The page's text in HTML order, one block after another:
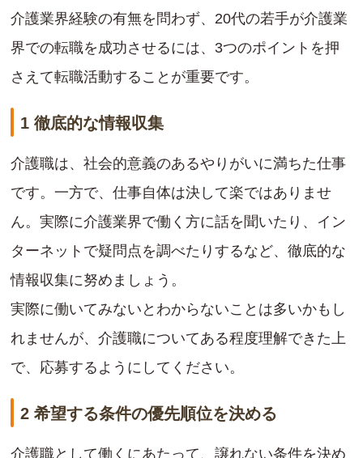
介護業界経験の有無を問わず、20代の若手が介護業
界での転職を成功させるには、3つのポイントを押
さえて転職活動することが重要です。
1 徹底的な情報収集
介護職は、社会的意義のあるやりがいに満ちた仕事
です。一方で、仕事自体は決して楽ではありませ
ん。実際に介護業界で働く方に話を聞いたり、イン
ターネットで疑問点を調べたりするなど、徹底的な
情報収集に努めましょう。
実際に働いてみないとわからないことは多いかもし
れませんが、介護職についてある程度理解できた上
で、応募するようにしてください。
2 希望する条件の優先順位を決める
介護職として働くにあたって、譲れない条件を決め